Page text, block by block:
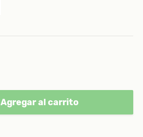
Agregar al carrito